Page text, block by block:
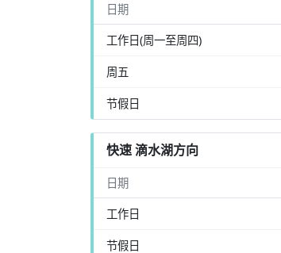
日期
工作日(周一至周四)
周五
节假日
快速 滴水湖方向
日期
工作日
节假日